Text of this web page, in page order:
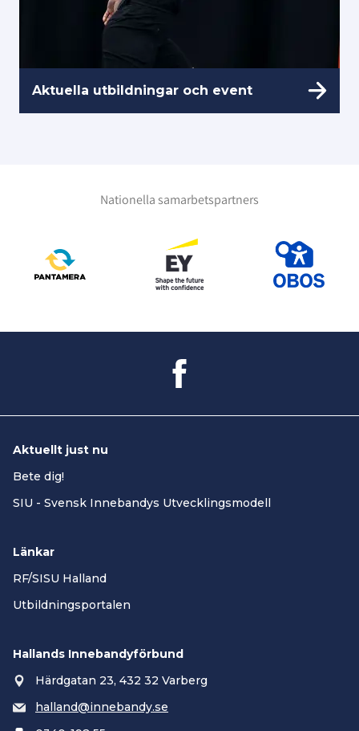
Aktuella utbildningar och event
Nationella samarbetspartners
Aktuellt just nu
Bete dig!
SIU - Svensk Innebandys Utvecklingsmodell
Länkar
RF/SISU Halland
Utbildningsportalen
Hallands Innebandyförbund
Härdgatan 23, 432 32 Varberg
halland@innebandy.se